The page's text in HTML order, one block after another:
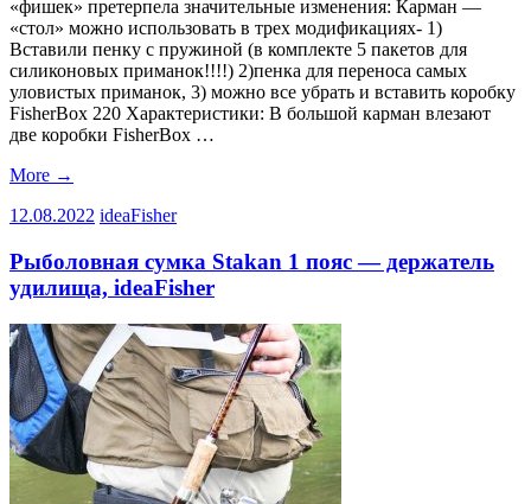
«фишек» претерпела значительные изменения: Карман —
«стол» можно использовать в трех модификациях- 1)
Вставили пенку с пружиной (в комплекте 5 пакетов для
силиконовых приманок!!!!) 2)пенка для переноса самых
уловистых приманок, 3) можно все убрать и вставить коробку
FisherBox 220 Характеристики: В большой карман влезают
две коробки FisherBox …
More →
12.08.2022 ideaFisher
Рыболовная сумка Stakan 1 пояс — держатель
удилища, ideaFisher